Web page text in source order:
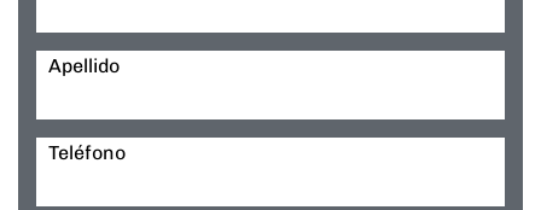
Apellido
Teléfono